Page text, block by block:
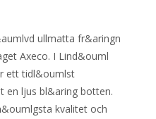
ullmatta fr&aringn
Axeco. I Lind&ouml
ett tidl&oumlst
en ljus bl&aring botten.
kvalitet och